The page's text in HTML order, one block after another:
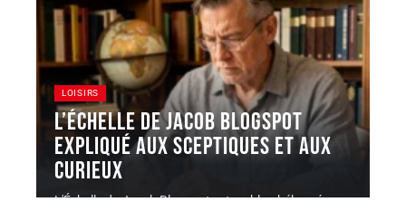
LOISIRS
L’Échelle de Jacob Blogspot
expliqué aux sceptiques et aux
curieux
L'Échelle de Jacob Blogspot est un blog hébergé sur